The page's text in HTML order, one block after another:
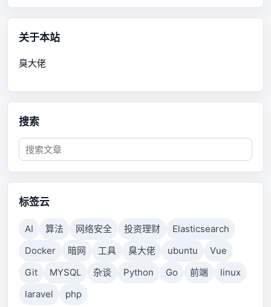
关于本站
臭大佬
搜索
标签云
AI 算法 网络安全 投资理财
Elasticsearch
Docker
暗网 工具 臭大佬 ubuntu
Vue
Git
MYSQL 杂谈 Python Go 前端
linux
laravel
php